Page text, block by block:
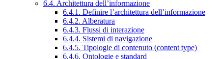
6.4. Architettura dell’informazione
6.4.1. Definire l’architettura dell’informazione
6.4.2. Alberatura
6.4.3. Flussi di interazione
6.4.4. Sistemi di navigazione
6.4.5. Tipologie di contenuto (content type)
6.4.6. Ontologie e standard